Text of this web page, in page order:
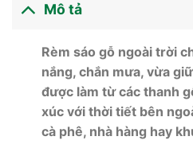
Mô tả
Rèm sáo gỗ ngoài trời
nắng, chắn mưa, vừa
được làm từ các thanh
xúc với thời tiết bên
cà phê, nhà hàng hay